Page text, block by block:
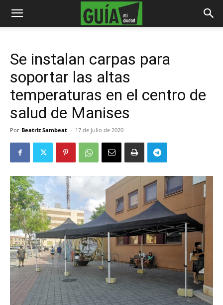
Se instalan carpas para
soportar las altas
temperaturas en el centro de
salud de Manises
Por Beatriz Sambeat - 17 de julio de 2020